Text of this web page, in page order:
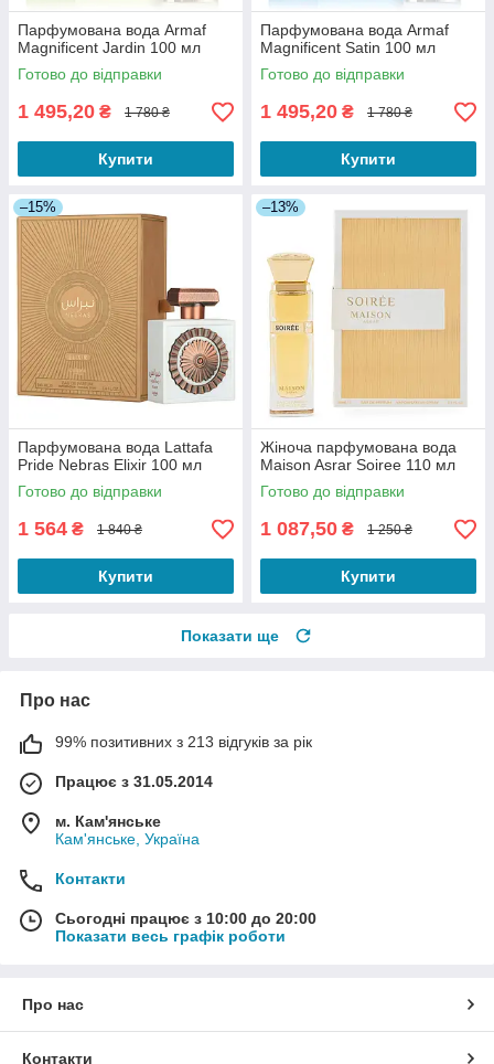
Парфумована вода Armaf
Magnificent Jardin 100 мл
Готово до відправки
1 495,20 ₴ 1 780 ₴
Купити
Парфумована вода Armaf
Magnificent Satin 100 мл
Готово до відправки
1 495,20 ₴ 1 780 ₴
Купити
–15%
Парфумована вода Lattafa
Pride Nebras Elixir 100 мл
Готово до відправки
1 564 ₴ 1 840 ₴
Купити
–13%
Жіноча парфумована вода
Maison Asrar Soiree 110 мл
Готово до відправки
1 087,50 ₴ 1 250 ₴
Купити
Показати ще
Про нас
99% позитивних з 213 відгуків за рік
Працює з 31.05.2014
м. Кам'янське
Кам'янське, Україна
Контакти
Сьогодні працює з 10:00 до 20:00
Показати весь графік роботи
Про нас
Контакти